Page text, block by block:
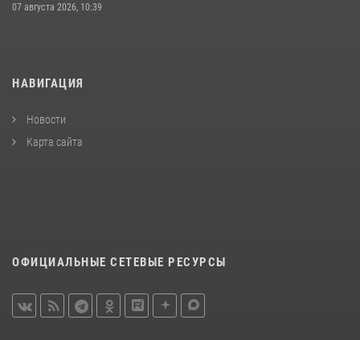
07 августа 2026, 10:39
НАВИГАЦИЯ
Новости
Карта сайта
ОФИЦИАЛЬНЫЕ СЕТЕВЫЕ РЕСУРСЫ